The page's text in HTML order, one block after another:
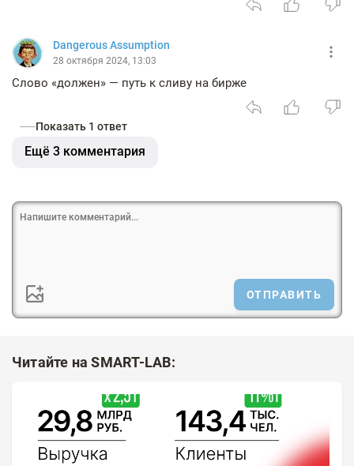
Dangerous Assumption
28 октября 2024, 13:03
Слово «должен» — путь к сливу на бирже
Показать 1 ответ
Ещё 3 комментария
ОТПРАВИТЬ
Читайте на SMART-LAB: